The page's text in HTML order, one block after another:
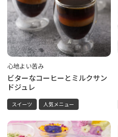
心地よい苦み
ビターなコーヒーとミルクサン
ドジュレ
スイーツ 人気メニュー